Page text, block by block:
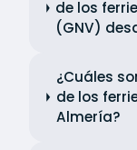
de los
(GNV)
¿Cuáles
de los
Almería?